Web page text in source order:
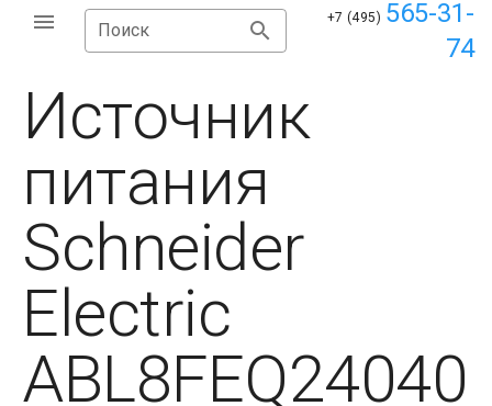
Поиск
+7 (495) 565-31-
74
Источник
питания
Schneider
Electric
ABL8FEQ24040